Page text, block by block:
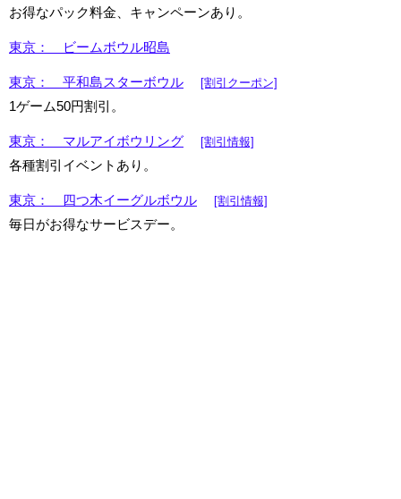
お得なパック料金、キャンペーンあり。
東京： ビームボウル昭島
東京： 平和島スターボウル [割引クーポン]
1ゲーム50円割引。
東京： マルアイボウリング [割引情報]
各種割引イベントあり。
東京： 四つ木イーグルボウル [割引情報]
毎日がお得なサービスデー。